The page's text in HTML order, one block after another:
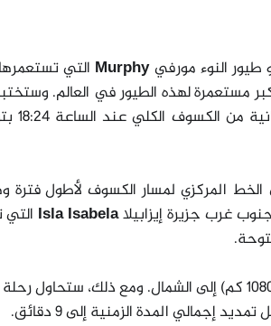
Murphy التي
ثاني أكبر مستعمرة لهذه الطيور في العالم.
الطيور- وربما
Isla Isabela
.
كما يتجاوز الظل في هذا الوقت جزيرة إيستر الرائعة، ليعبر نحو 670 ميلاً (1080 كم) إلى الشمال. ومع ذلك،
إجمالي المدة الزمنية إلى 9 دقائق
.